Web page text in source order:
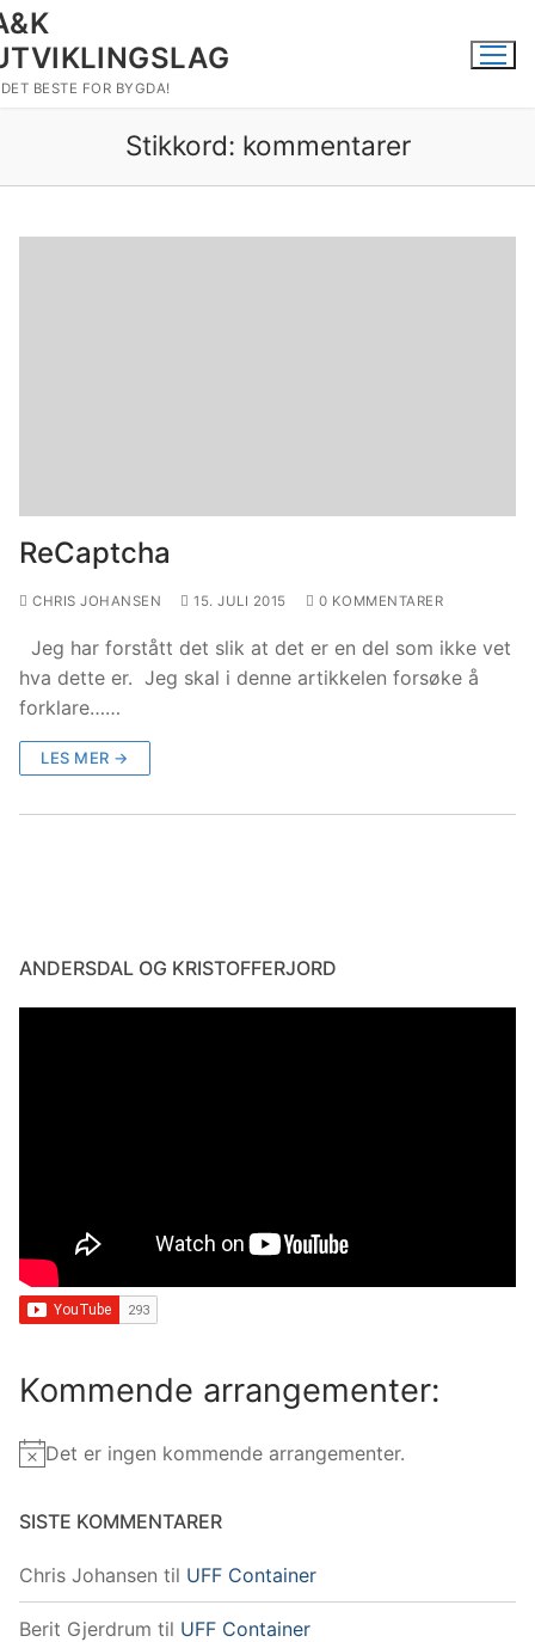
Hopp
til
innholdet
BESTE FOR BYGDA!
Stikkord: kommentarer
ReCaptcha
CHRIS JOHANSEN 15. JULI 2015 0 KOMMENTARER
Jeg har forstått det slik at det er en del som ikke vet
hva dette er. Jeg skal i denne artikkelen forsøke å
forklare……
LES MER →
ANDERSDAL OG KRISTOFFERJORD
Kommende arrangementer:
Merknad
Det er ingen kommende arrangementer.
SISTE KOMMENTARER
Chris Johansen til UFF Container
Berit Gjerdrum til UFF Container